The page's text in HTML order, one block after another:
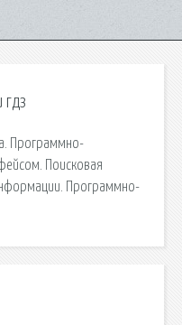
гдз
Программно-
Поисковая
Программно-